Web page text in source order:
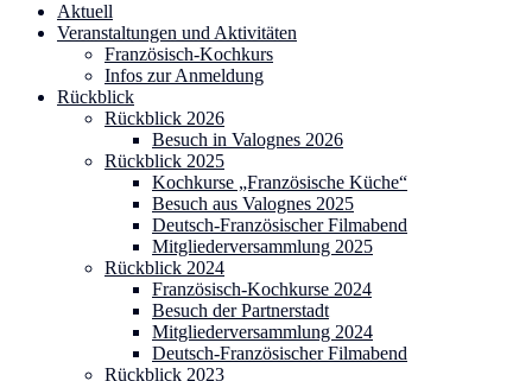
Aktuell
Veranstaltungen und Aktivitäten
Französisch-Kochkurs
Infos zur Anmeldung
Rückblick
Rückblick 2026
Besuch in Valognes 2026
Rückblick 2025
Kochkurse „Französische Küche“
Besuch aus Valognes 2025
Deutsch-Französischer Filmabend
Mitgliederversammlung 2025
Rückblick 2024
Französisch-Kochkurse 2024
Besuch der Partnerstadt
Mitgliederversammlung 2024
Deutsch-Französischer Filmabend
Rückblick 2023